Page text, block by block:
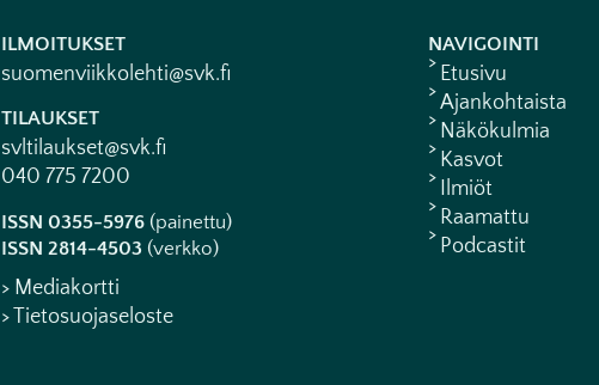
ILMOITUKSET
suomenviikkolehti@svk.fi
TILAUKSET
svltilaukset@svk.fi
040 775 7200
ISSN 0355-5976(painettu)
ISSN 2814-4503 (verkko)
> Mediakortti
> Tietosuojaseloste
NAVIGOINTI
Etusivu
Ajankohtaista
Näkökulmia
Kasvot
Ilmiöt
Raamattu
Podcastit